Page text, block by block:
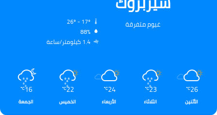
غيوم متفرقة
88%
1.4 كيلومتر/ساعة
26
℃
الأثنين
23
℃
الثلاثاء
24
℃
الأربعاء
22
℃
الخميس
16
℃
الجمعة